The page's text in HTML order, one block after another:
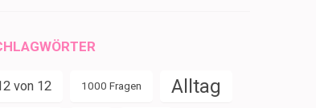
von 12 1000 Fragen Alltag